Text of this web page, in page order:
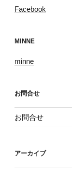
Facebook
MINNE
minne
お問合せ
お問合せ
アーカイブ